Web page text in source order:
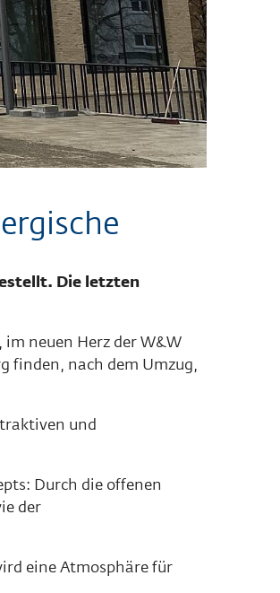
Die letzten
neuen Herz der W&W
finden, nach dem Umzug,
und
Durch die offenen
der
eine Atmosphäre für